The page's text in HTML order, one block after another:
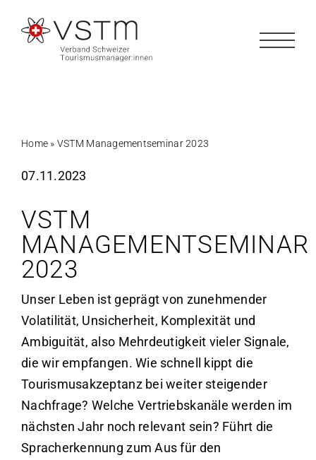
Inhalt
springen
Home » VSTM Managementseminar 2023
07.11.2023
VSTM
MANAGEMENTSEMINAR
2023
Unser Leben ist geprägt von zunehmender
Volatilität, Unsicherheit, Komplexität und
Ambiguität, also Mehrdeutigkeit vieler Signale,
die wir empfangen. Wie schnell kippt die
Tourismusakzeptanz bei weiter steigender
Nachfrage? Welche Vertriebskanäle werden im
nächsten Jahr noch relevant sein? Führt die
Spracherkennung zum Aus für den